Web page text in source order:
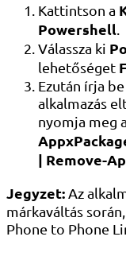
Kattintson a
Powershell.
Válassza ki
lehetőséget
Ezután írja
alkalmazás
nyomja meg
| Remove-
Jegyzet:Az
márkaváltás
Phone to Phone